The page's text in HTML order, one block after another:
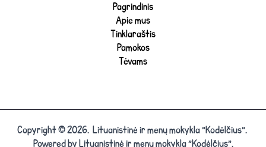
Pagrindinis
Apie mus
Tinklaraštis
Pamokos
Tėvams
Copyright © 2026. Lituanistinė ir menų mokykla "Kodėlčius".
Powered by Lituanistinė ir menų mokykla "Kodėlčius".